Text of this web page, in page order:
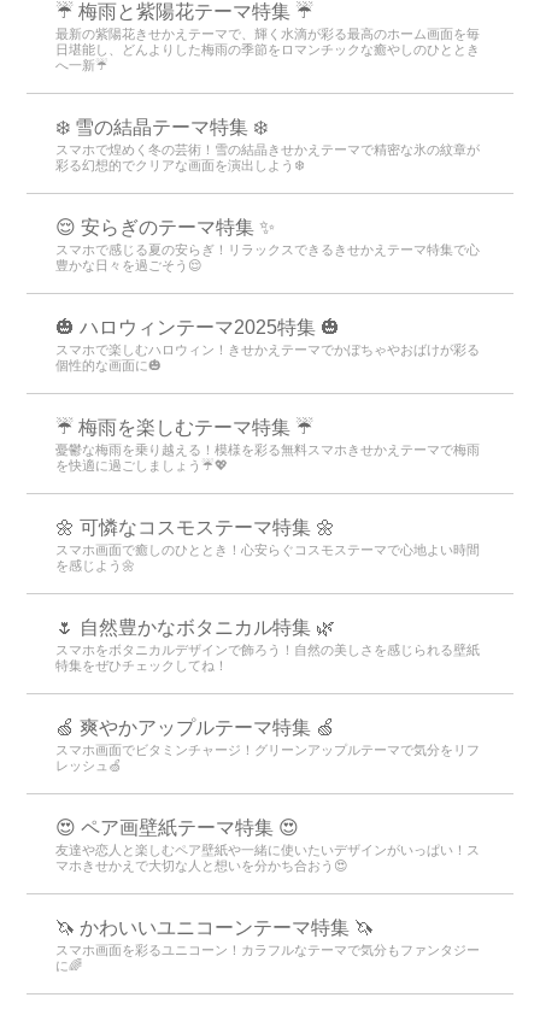
☔ 梅雨と紫陽花テーマ特集 ☔
最新の紫陽花きせかえテーマで、輝く水滴が彩る最高のホーム画面を毎
日堪能し、どんよりした梅雨の季節をロマンチックな癒やしのひととき
へ一新☔
❄️ 雪の結晶テーマ特集 ❄️
スマホで煌めく冬の芸術！雪の結晶きせかえテーマで精密な氷の紋章が
彩る幻想的でクリアな画面を演出しよう❄️
😌 安らぎのテーマ特集 ✨
スマホで感じる夏の安らぎ！リラックスできるきせかえテーマ特集で心
豊かな日々を過ごそう😌
🎃 ハロウィンテーマ2025特集 🎃
スマホで楽しむハロウィン！きせかえテーマでかぼちゃやおばけが彩る
個性的な画面に🎃
☔ 梅雨を楽しむテーマ特集 ☔
憂鬱な梅雨を乗り越える！模様を彩る無料スマホきせかえテーマで梅雨
を快適に過ごしましょう☔💖
🌼 可憐なコスモステーマ特集 🌼
スマホ画面で癒しのひととき！心安らぐコスモステーマで心地よい時間
を感じよう🌼
🌷 自然豊かなボタニカル特集 🌿
スマホをボタニカルデザインで飾ろう！自然の美しさを感じられる壁紙
特集をぜひチェックしてね！
🍏 爽やかアップルテーマ特集 🍏
スマホ画面でビタミンチャージ！グリーンアップルテーマで気分をリフ
レッシュ🍏
😍 ペア画壁紙テーマ特集 😍
友達や恋人と楽しむペア壁紙や一緒に使いたいデザインがいっぱい！ス
マホきせかえで大切な人と想いを分かち合おう😍
🦄 かわいいユニコーンテーマ特集 🦄
スマホ画面を彩るユニコーン！カラフルなテーマで気分もファンタジー
に🌈